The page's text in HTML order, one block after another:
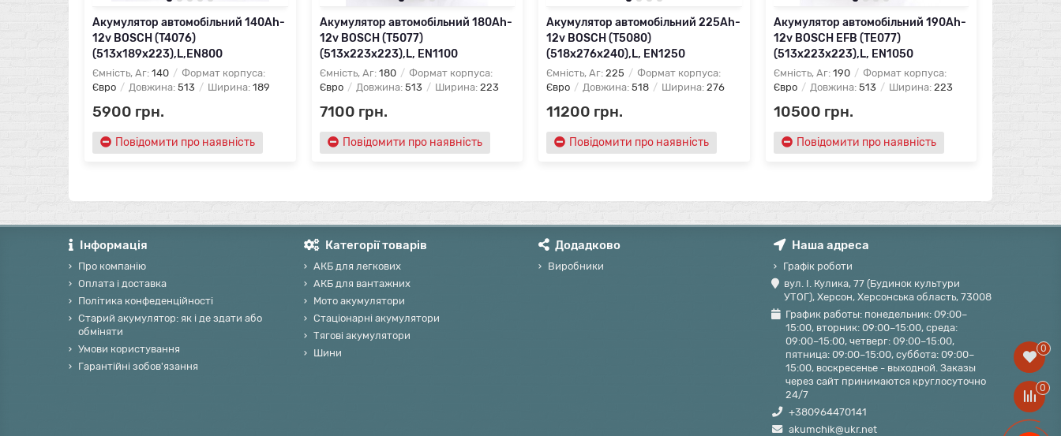
Акумулятор автомобільний 140Ah-
12v BOSCH (T4076)
(513x189x223),L,EN800
Ємність, Аг: 140
Формат корпуса:
Євро
Довжина: 513 Ширина: 189
5900 грн.
Повідомити про наявність
Акумулятор автомобільний 180Ah-
12v BOSCH (T5077)
(513x223x223),L, EN1100
Ємність, Аг: 180
Формат корпуса:
Євро
Довжина: 513 Ширина: 223
7100 грн.
Повідомити про наявність
Акумулятор автомобільний 225Ah-
12v BOSCH (T5080)
(518x276x240),L, EN1250
Ємність, Аг: 225
Формат корпуса:
Євро
Довжина: 518 Ширина: 276
11200 грн.
Повідомити про наявність
Акумулятор автомобільний 190Ah-
12v BOSCH EFB (TE077)
(513x223x223),L, EN1050
Ємність, Аг: 190
Формат корпуса:
Євро
Довжина: 513 Ширина: 223
10500 грн.
Повідомити про наявність
Інформація
Про компанію
Оплата і доставка
Політика конфеденційності
Старий акумулятор: як і де здати або
обміняти
Умови користування
Гарантійні зобов'язання
Категорії товарів
АКБ для легкових
АКБ для вантажних
Мото акумулятори
Стаціонарні акумулятори
Тягові акумулятори
Шини
Додадково
Виробники
Наша адреса
Графік роботи
вул. І. Кулика, 77 (Будинок культури
УТОГ), Херсон, Херсонська область, 73008
График работы: понедельник: 09:00–
15:00, вторник: 09:00–15:00, среда:
09:00–15:00, четверг: 09:00–15:00,
пятница: 09:00–15:00, суббота: 09:00–
15:00, воскресенье - выходной. Заказы
через сайт принимаются круглосуточно
24/7
+380964470141
akumchik@ukr.net
0
0